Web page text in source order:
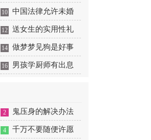
功效和好处
10 中国法律允许未婚
生子吗
12 送女生的实用性礼
物
14 做梦梦见狗是好事
还是坏事
16 男孩学厨师有出息
2 鬼压身的解决办法
4 千万不要随便许愿